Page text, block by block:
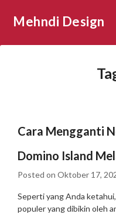
Mehndi Design
Cara Mengganti
Domino Island
Posted on Oktober 17,
Seperti yang Anda
populer yang dibikin oleh